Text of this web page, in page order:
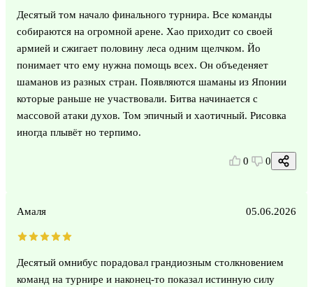
Десятый том начало финального турнира. Все команды
собираются на огромной арене. Хао приходит со своей
армией и сжигает половину леса одним щелчком. Йо
понимает что ему нужна помощь всех. Он объеденяет
шаманов из разных стран. Появляются шаманы из Японии
которые раньше не участвовали. Битва начинается с
массовой атаки духов. Том эпичный и хаотичный. Рисовка
иногда плывёт но терпимо.
0 0
Амаля 05.06.2026
Десятый омнибус порадовал грандиозным столкновением
команд на турнире и наконец-то показал истинную силу